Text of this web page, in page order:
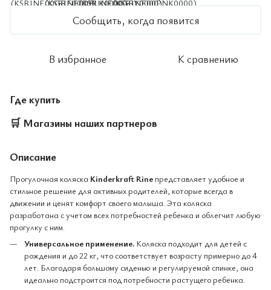
Сообщить, когда появится
В избранное К сравнению
Где купить
🛒 Магазины наших партнеров
Описание
Прогулочная коляска Kinderkraft Rine представляет удобное и
стильное решение для активных родителей, которые всегда в
движении и ценят комфорт своего малыша. Эта коляска
разработана с учетом всех потребностей ребенка и облегчит любую
прогулку с ним.
Универсальное применение. Коляска подходит для детей с
рождения и до 22 кг, что соответствует возрасту примерно до 4
лет. Благодаря большому сиденью и регулируемой спинке, она
идеально подстроится под потребности растущего ребенка.